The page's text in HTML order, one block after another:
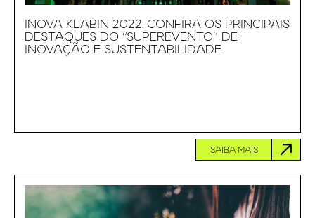
INOVA KLABIN 2022: CONFIRA OS PRINCIPAIS
DESTAQUES DO “SUPEREVENTO” DE
INOVAÇÃO E SUSTENTABILIDADE
SAIBA MAIS